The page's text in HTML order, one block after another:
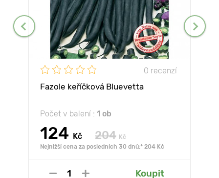
0 recenzí
Fazole keříčková Bluevetta
Počet v balení : 1 ob
124 Kč 204 Kč
Nejnižší cena za posledních 30 dnů:* 204 Kč
Koupit